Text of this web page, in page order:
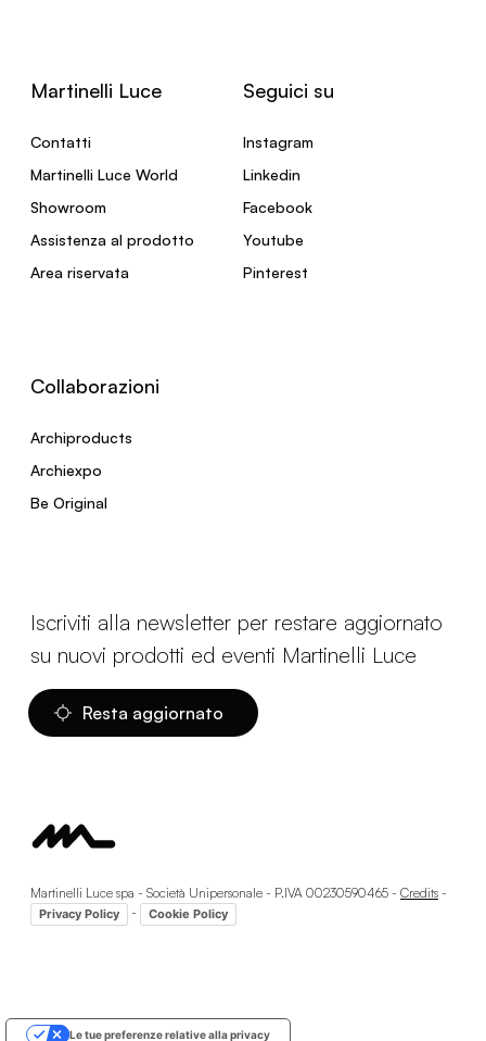
Martinelli Luce
Contatti
Martinelli Luce World
Showroom
Assistenza al prodotto
Area riservata
Seguici su
Instagram
Linkedin
Facebook
Youtube
Pinterest
Collaborazioni
Archiproducts
Archiexpo
Be Original
Iscriviti alla newsletter per restare aggiornato
su nuovi prodotti ed eventi Martinelli Luce
Resta aggiornato
Martinelli Luce spa - Società Unipersonale - P.IVA 00230590465 - Credits -
Privacy Policy - Cookie Policy
Le tue preferenze relative alla privacy